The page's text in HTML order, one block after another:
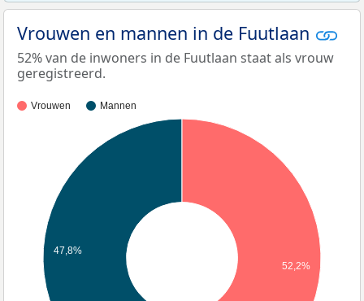
Vrouwen en mannen in de Fuutlaan
52% van de inwoners in de Fuutlaan staat als vrouw
geregistreerd.
Vrouwen Mannen
47,8%
52,2%